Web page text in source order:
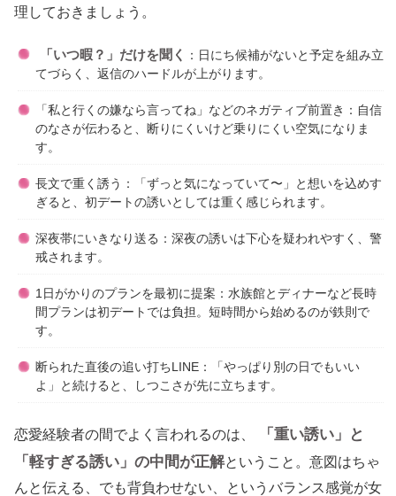
理しておきましょう。
「いつ暇？」だけを聞く
：日にち候補がないと予定を組み立
てづらく、返信のハードルが上がります。
「私と行くの嫌なら言ってね」などのネガティブ前置き：自信
のなさが伝わると、断りにくいけど乗りにくい空気になりま
す。
長文で重く誘う：「ずっと気になっていて〜」と想いを込めす
ぎると、初デートの誘いとしては重く感じられます。
深夜帯にいきなり送る：深夜の誘いは下心を疑われやすく、警
戒されます。
1日がかりのプランを最初に提案：水族館とディナーなど長時
間プランは初デートでは負担。短時間から始めるのが鉄則で
す。
断られた直後の追い打ちLINE：「やっぱり別の日でもいい
よ」と続けると、しつこさが先に立ちます。
恋愛経験者の間でよく言われるのは、
「重い誘い」と
「軽すぎる誘い」の中間が正解ということ。意図はちゃ
んと伝える、でも背負わせない、というバランス感覚が女